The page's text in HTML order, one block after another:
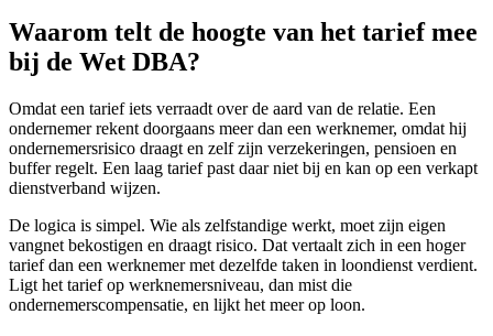
Waarom telt de hoogte van het tarief mee
bij de Wet DBA?
Omdat een tarief iets verraadt over de aard van de relatie. Een
ondernemer rekent doorgaans meer dan een werknemer, omdat hij
ondernemersrisico draagt en zelf zijn verzekeringen, pensioen en
buffer regelt. Een laag tarief past daar niet bij en kan op een verkapt
dienstverband wijzen.
De logica is simpel. Wie als zelfstandige werkt, moet zijn eigen
vangnet bekostigen en draagt risico. Dat vertaalt zich in een hoger
tarief dan een werknemer met dezelfde taken in loondienst verdient.
Ligt het tarief op werknemersniveau, dan mist die
ondernemerscompensatie, en lijkt het meer op loon.